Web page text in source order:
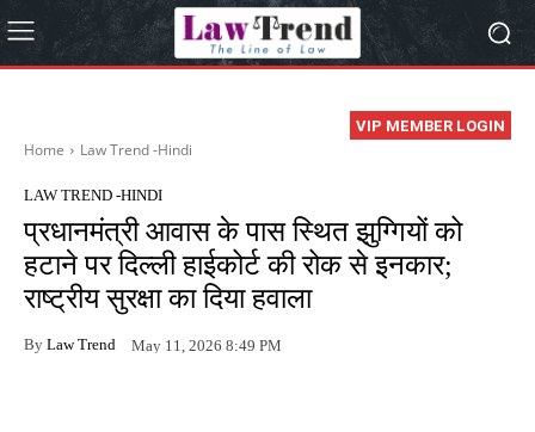
VIP MEMBER LOGIN
Home Law Trend -Hindi
LAW TREND -HINDI
प्रधानमंत्री आवास के पास स्थित झुग्गियों को
हटाने पर दिल्ली हाईकोर्ट की रोक से इनकार;
राष्ट्रीय सुरक्षा का दिया हवाला
By Law Trend May 11, 2026 8:49 PM